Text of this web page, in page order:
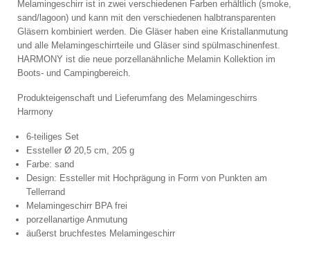
Melamingeschirr ist in zwei verschiedenen Farben erhältlich (smoke,
sand/lagoon) und kann mit den verschiedenen halbtransparenten
Gläsern kombiniert werden. Die Gläser haben eine Kristallanmutung
und alle Melamingeschirrteile und Gläser sind spülmaschinenfest.
HARMONY ist die neue porzellanähnliche Melamin Kollektion im
Boots- und Campingbereich.
Produkteigenschaft und Lieferumfang des Melamingeschirrs
Harmony
6-teiliges Set
Essteller Ø 20,5 cm, 205 g
Farbe: sand
Design: Essteller mit Hochprägung in Form von Punkten am
Tellerrand
Melamingeschirr BPA frei
porzellanartige Anmutung
äußerst bruchfestes Melamingeschirr